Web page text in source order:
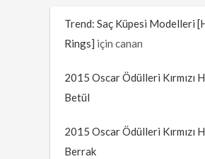
Trend: Saç Küpesi Modelleri
Rings] içincanan
2015 Oscar Ödülleri Kırmızı
Betül
2015 Oscar Ödülleri Kırmızı
Berrak